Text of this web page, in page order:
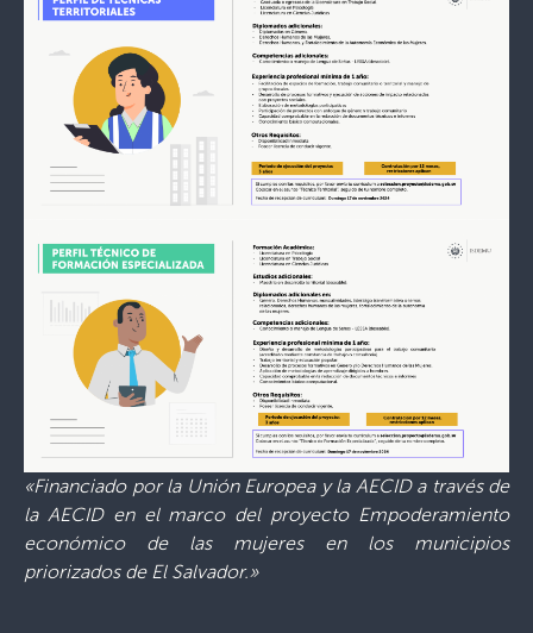
«Financiado por la Unión Europea y la AECID a través de
la AECID en el marco del proyecto Empoderamiento
económico de las mujeres en los municipios
priorizados de El Salvador.»